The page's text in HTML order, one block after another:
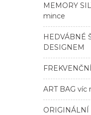
MEMORY
mince
HEDVÁBNÉ
DESIGNEM
ART BAG víc
ORIGINÁLNÍ